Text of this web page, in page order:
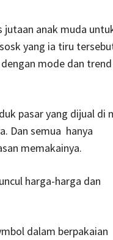
jutaan anak muda
yang ia tiru
mode dan
pasar yang dijual di
Dan semua hanya
memakainya.
harga-harga dan
dalam berpakaian